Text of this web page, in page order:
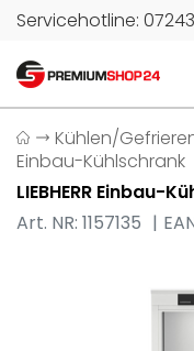
Servicehotline:
Kühlen/
Einbau-Kühlschrank
LIEBHERR Einbau-
Art. NR: 1157135